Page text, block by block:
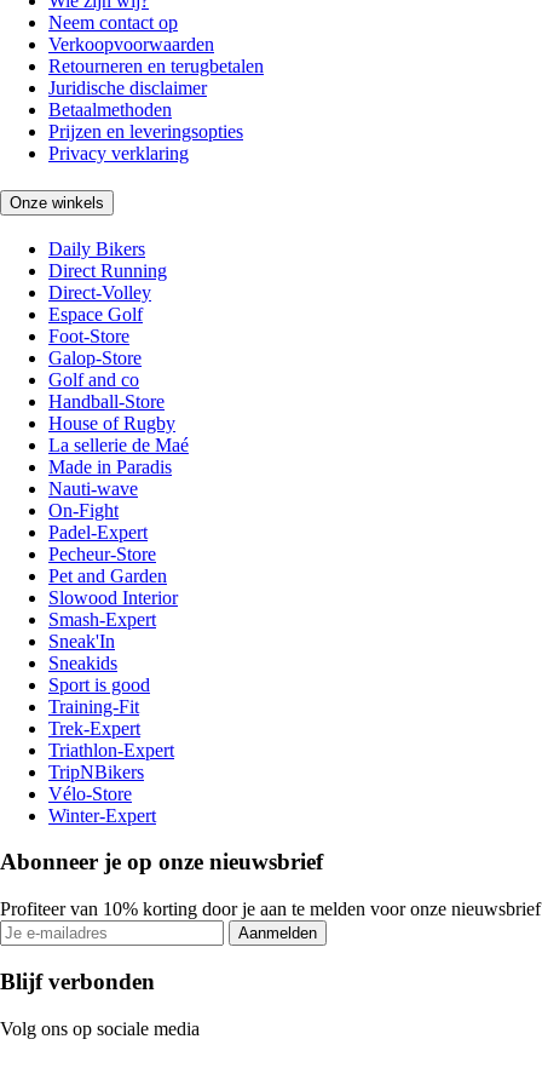
Neem contact op
Verkoopvoorwaarden
Retourneren en terugbetalen
Juridische disclaimer
Betaalmethoden
Prijzen en leveringsopties
Privacy verklaring
Onze winkels
Daily Bikers
Direct Running
Direct-Volley
Espace Golf
Foot-Store
Galop-Store
Golf and co
Handball-Store
House of Rugby
La sellerie de Maé
Made in Paradis
Nauti-wave
On-Fight
Padel-Expert
Pecheur-Store
Pet and Garden
Slowood Interior
Smash-Expert
Sneak'In
Sneakids
Sport is good
Training-Fit
Trek-Expert
Triathlon-Expert
TripNBikers
Vélo-Store
Winter-Expert
Abonneer je op onze nieuwsbrief
Profiteer van 10% korting door je aan te melden voor onze nieuwsbrief
Aanmelden
Blijf verbonden
Volg ons op sociale media